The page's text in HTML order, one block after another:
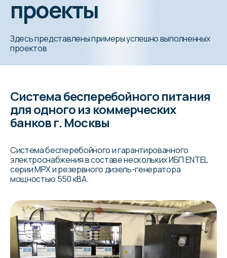
проекты
Здесь представлены примеры успешно выполненных
проектов
Система бесперебойного питания
для одного из коммерческих
банков г. Москвы
Система бесперебойного и гарантированного
электроснабжения в составе нескольких ИБП ENTEL
серии MPX и резервного дизель-генератора
мощностью 550 кВА.